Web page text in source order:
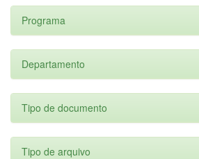
Programa
Departamento
Tipo de documento
Tipo de arquivo